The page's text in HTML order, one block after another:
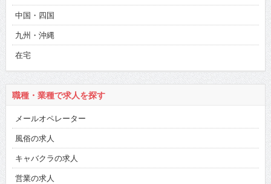
中国・四国
九州・沖縄
在宅
職種・業種で求人を探す
メールオペレーター
風俗の求人
キャバクラの求人
営業の求人